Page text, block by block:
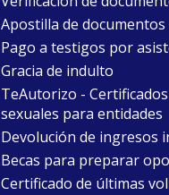
Apostilla de documentos
Pago a testigos por
Gracia de indulto
TeAutorizo -
sexuales para entidades
Devolución de ingresos
Becas para preparar
Certificado de últimas